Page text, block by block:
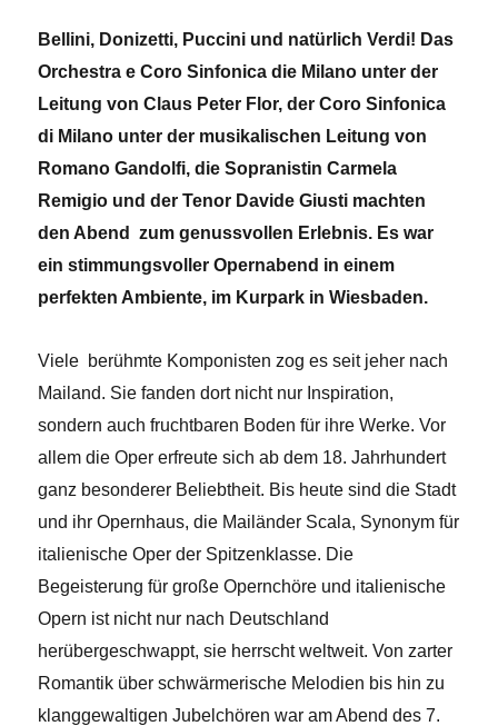
Bellini, Donizetti, Puccini und natürlich Verdi! Das
Orchestra e Coro Sinfonica die Milano unter der
Leitung von Claus Peter Flor, der Coro Sinfonica
di Milano unter der musikalischen Leitung von
Romano Gandolfi, die Sopranistin Carmela
Remigio und der Tenor Davide Giusti machten
den Abend zum genussvollen Erlebnis. Es war
ein stimmungsvoller Opernabend in einem
perfekten Ambiente, im Kurpark in Wiesbaden.
Viele berühmte Komponisten zog es seit jeher nach
Mailand. Sie fanden dort nicht nur Inspiration,
sondern auchfruchtbaren Boden für ihre Werke. Vor
allem die Oper erfreute sich ab dem 18. Jahrhundert
ganz besonderer Beliebtheit. Bis heute sind die Stadt
und ihr Opernhaus, die Mailänder Scala, Synonym für
italienische Oper der Spitzenklasse. Die
Begeisterung für große Opernchöre und italienische
Opern ist nicht nur nach Deutschland
herübergeschwappt, sie herrscht weltweit. Von zarter
Romantik über schwärmerische Melodien bis hin zu
klanggewaltigen Jubelchören war am Abend des 7.